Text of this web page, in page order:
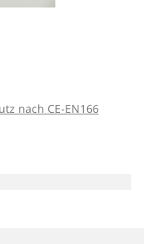
nach CE-EN166